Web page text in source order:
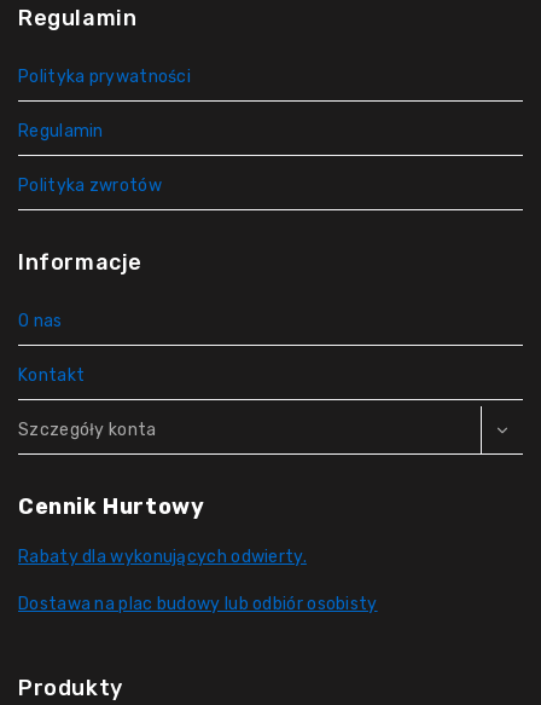
Regulamin
Polityka prywatności
Regulamin
Polityka zwrotów
Informacje
O nas
Kontakt
Szczegóły konta
Cennik Hurtowy
Rabaty dla wykonujących odwierty.
Dostawa na plac budowy lub odbiór osobisty
Produkty